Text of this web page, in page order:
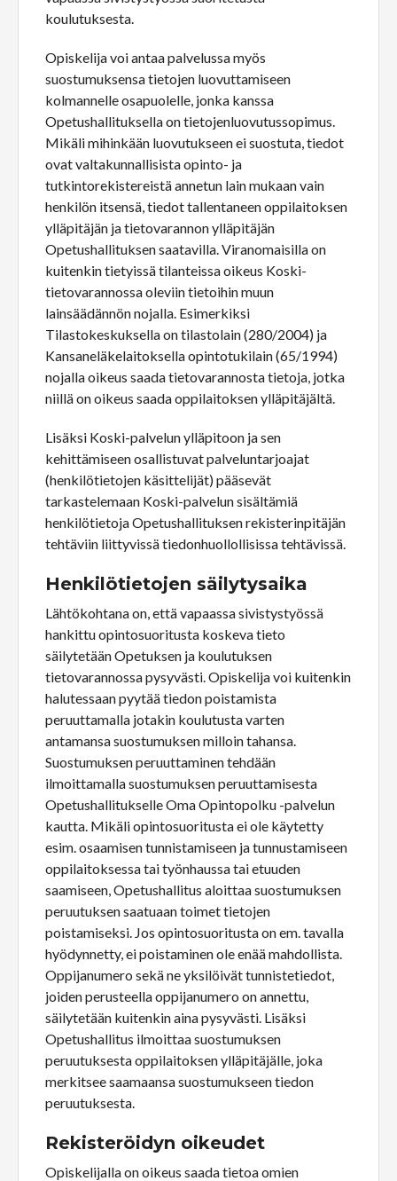
koulutuksesta.
Opiskelija voi antaa palvelussa myös
suostumuksensa tietojen luovuttamiseen
kolmannelle osapuolelle, jonka kanssa
Opetushallituksella on tietojenluovutussopimus.
Mikäli mihinkään luovutukseen ei suostuta, tiedot
ovat valtakunnallisista opinto- ja
tutkintorekistereistä annetun lain mukaan vain
henkilön itsensä, tiedot tallentaneen oppilaitoksen
ylläpitäjän ja tietovarannon ylläpitäjän
Opetushallituksen saatavilla. Viranomaisilla on
kuitenkin tietyissä tilanteissa oikeus Koski-
tietovarannossa oleviin tietoihin muun
lainsäädännön nojalla. Esimerkiksi
Tilastokeskuksella on tilastolain (280/2004) ja
Kansaneläkelaitoksella opintotukilain (65/1994)
nojalla oikeus saada tietovarannosta tietoja, jotka
niillä on oikeus saada oppilaitoksen ylläpitäjältä.
Lisäksi Koski-palvelun ylläpitoon ja sen
kehittämiseen osallistuvat palveluntarjoajat
(henkilötietojen käsittelijät) pääsevät
tarkastelemaan Koski-palvelun sisältämiä
henkilötietoja Opetushallituksen rekisterinpitäjän
tehtäviin liittyvissä tiedonhuollollisissa tehtävissä.
Henkilötietojen säilytysaika
Lähtökohtana on, että vapaassa sivistystyössä
hankittu opintosuoritusta koskeva tieto
säilytetään Opetuksen ja koulutuksen
tietovarannossa pysyvästi. Opiskelija voi kuitenkin
halutessaan pyytää tiedon poistamista
peruuttamalla jotakin koulutusta varten
antamansa suostumuksen milloin tahansa.
Suostumuksen peruuttaminen tehdään
ilmoittamalla suostumuksen peruuttamisesta
Opetushallitukselle Oma Opintopolku -palvelun
kautta. Mikäli opintosuoritusta ei ole käytetty
esim. osaamisen tunnistamiseen ja tunnustamiseen
oppilaitoksessa tai työnhaussa tai etuuden
saamiseen, Opetushallitus aloittaa suostumuksen
peruutuksen saatuaan toimet tietojen
poistamiseksi. Jos opintosuoritusta on em. tavalla
hyödynnetty, ei poistaminen ole enää mahdollista.
Oppijanumero sekä ne yksilöivät tunnistetiedot,
joiden perusteella oppijanumero on annettu,
säilytetään kuitenkin aina pysyvästi. Lisäksi
Opetushallitus ilmoittaa suostumuksen
peruutuksesta oppilaitoksen ylläpitäjälle, joka
merkitsee saamaansa suostumukseen tiedon
peruutuksesta.
Rekisteröidyn oikeudet
Opiskelijalla on oikeus saada tietoa omien